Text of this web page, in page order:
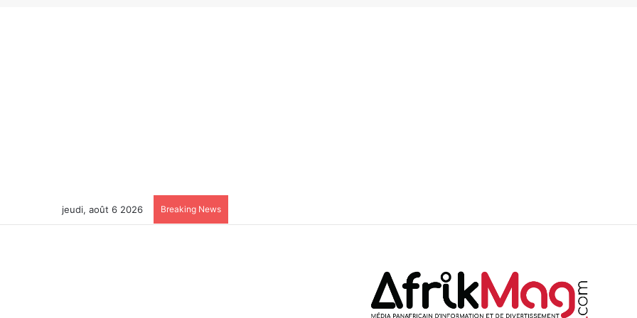
jeudi, août 6 2026 Breaking News